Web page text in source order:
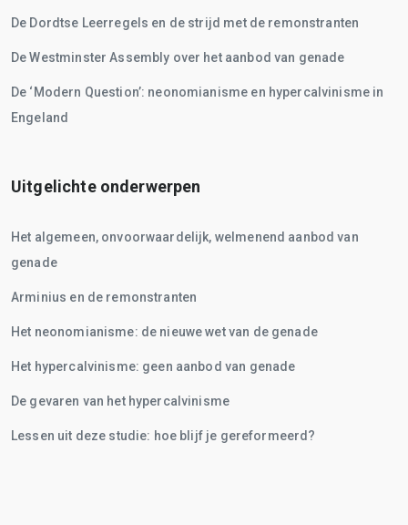
De Dordtse Leerregels en de strijd met de remonstranten
De Westminster Assembly over het aanbod van genade
De ‘Modern Question’: neonomianisme en hypercalvinisme in
Engeland
Uitgelichte onderwerpen
Het algemeen, onvoorwaardelijk, welmenend aanbod van
genade
Arminius en de remonstranten
Het neonomianisme: de nieuwe wet van de genade
Het hypercalvinisme: geen aanbod van genade
De gevaren van het hypercalvinisme
Lessen uit deze studie: hoe blijf je gereformeerd?